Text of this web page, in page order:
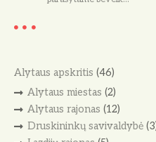
Alytaus apskritis (46)
Alytaus miestas (2)
Alytaus rajonas (12)
Druskininkų savivaldybė